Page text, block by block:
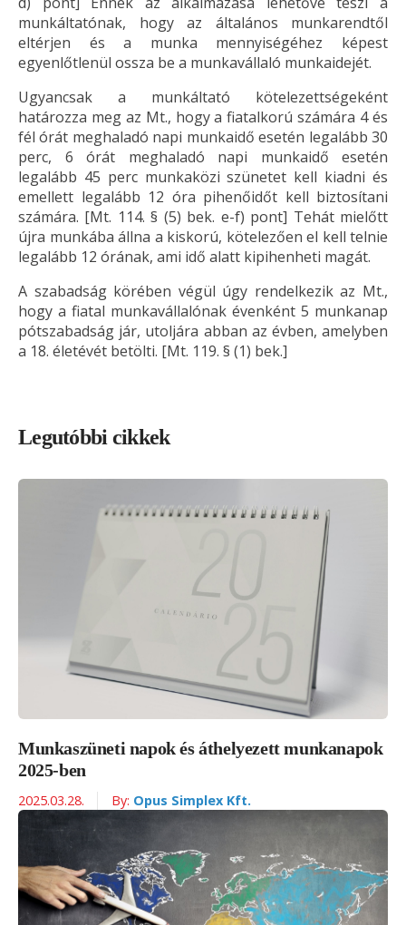
munkáltatónak, hogy az általános munkarendtől
eltérjen és a munka mennyiségéhez képest
egyenlőtlenül ossza be a munkavállaló munkaidejét.
Ugyancsak a munkáltató kötelezettségeként
határozza meg az Mt., hogy a fiatalkorú számára 4 és
fél órát meghaladó napi munkaidő esetén legalább 30
perc, 6 órát meghaladó napi munkaidő esetén
legalább 45 perc munkaközi szünetet kell kiadni és
emellett legalább 12 óra pihenőidőt kell biztosítani
számára. [Mt. 114. § (5) bek. e-f) pont] Tehát mielőtt
újra munkába állna a kiskorú, kötelezően el kell telnie
legalább 12 órának, ami idő alatt kipihenheti magát.
A szabadság körében végül úgy rendelkezik az Mt.,
hogy a fiatal munkavállalónak évenként 5 munkanap
pótszabadság jár, utoljára abban az évben, amelyben
a 18. életévét betölti. [Mt. 119. § (1) bek.]
Legutóbbi cikkek
Munkaszüneti napok és áthelyezett munkanapok
2025-ben
2025.03.28. By: Opus Simplex Kft.